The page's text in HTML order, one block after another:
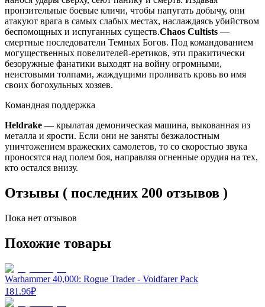
пронзительные боевые кличи, чтобы напугать добычу, они
атакуют врага в самых слабых местах, наслаждаясь убийством
беспомощных и испуганных существ.Chaos Cultists —
смертные последователи Темных Богов. Под командованием
могущественных повелителей-еретиков, эти пракитически
безоружные фанатики выходят на войну огромными,
неистовыми толпами, жаждущими проливать кровь во имя
своих богохульных хозяев.
Командная поддержка
Heldrake — крылатая демоническая машина, выкованная из
металла и ярости. Если они не заняты безжалостным
уничтожением вражеских самолетов, то со скоростью звука
проносятся над полем боя, направляя огненные орудия на тех,
кто остался внизу.
Отзывы ( последних 200 отзывов )
Пока нет отзывов
Похожие товары
Warhammer 40,000: Rogue Trader - Voidfarer Pack
181.96₽